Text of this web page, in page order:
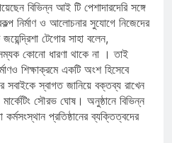
বিভিন্ন আই টি পেশাদারদেরি সঙ্গে
নির্মাণ ও আলোচনার সুযোগে নিজেদের
টেগোর সাহা বলেন,
কোনো ধারণা থাকে না । তাই
শিক্ষাক্রমে একটি অংশ হিসেবে
স্বাগত জানিয়ে বক্তব্য রাখেন
সৌরভ ঘোষ। অনুষ্ঠানে বিভিন্ন
প্রতিষ্ঠানের ব্যক্তিত্বদের